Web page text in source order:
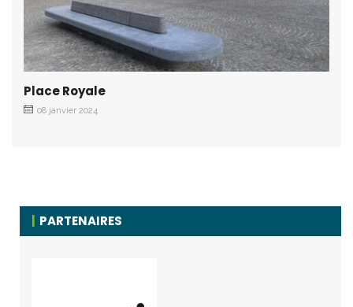
Place Royale
08 janvier 2024
PARTENAIRES